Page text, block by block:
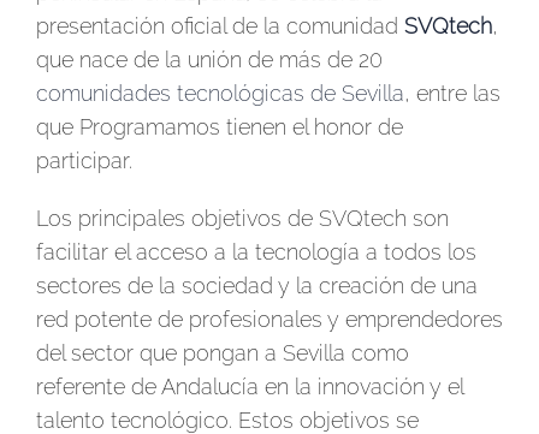
presentación oficial de la comunidad SVQtech,
que nace de la unión de más de 20
comunidades tecnológicas de Sevilla, entre las
que Programamos tienen el honor de
participar.
Los principales objetivos de SVQtech son
facilitar el acceso a la tecnología a todos los
sectores de la sociedad y la creación de una
red potente de profesionales y emprendedores
del sector que pongan a Sevilla como
referente de Andalucía en la innovación y el
talento tecnológico. Estos objetivos se